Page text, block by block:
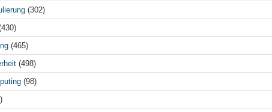
(302)
(465)
(498)
(98)